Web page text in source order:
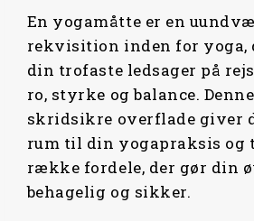
En yogamåtte er en
rekvisition inden for yoga,
din trofaste ledsager på
ro, styrke og balance.
skridsikre overflade giver
rum til din yogapraksis og
række fordele, der gør din
behagelig og sikker.